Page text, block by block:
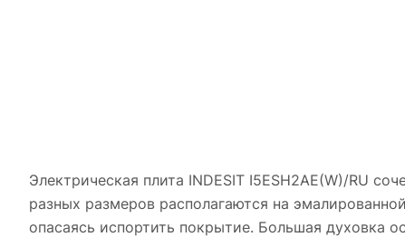
Электрическая плита INDESIT I5ESH2AE(W)/RU
разных размеров располагаются на
опасаясь испортить покрытие. Большая духовка